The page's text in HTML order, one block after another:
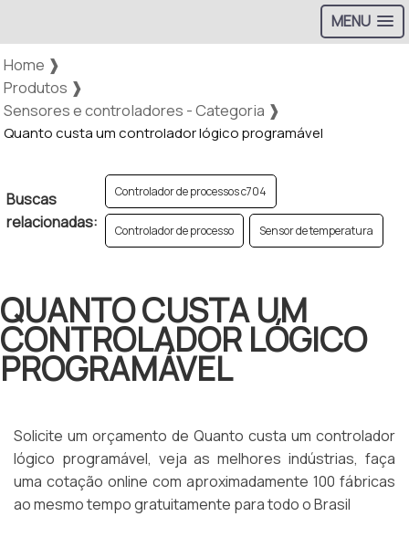
MENU
Home ❱
Produtos ❱
Sensores e controladores - Categoria ❱
Quanto custa um controlador lógico programável
Buscas
relacionadas:
Controlador de processos c704
Controlador de processo Sensor de temperatura
QUANTO CUSTA UM
CONTROLADOR LÓGICO
PROGRAMÁVEL
Solicite um orçamento de Quanto custa um controlador
lógico programável, veja as melhores indústrias, faça
uma cotação online com aproximadamente 100 fábricas
ao mesmo tempo gratuitamente para todo o Brasil